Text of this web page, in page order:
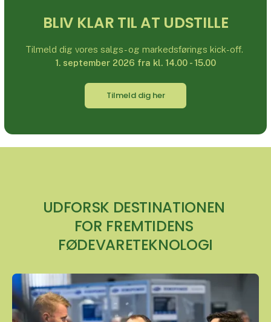
BLIV KLAR TIL AT UDSTILLE
Tilmeld dig vores salgs- og markedsførings kick-off.
1. september 2026 fra kl. 14.00 - 15.00
Tilmeld dig her
UDFORSK DESTINATIONEN
FOR FREMTIDENS
FØDEVARETEKNOLOGI